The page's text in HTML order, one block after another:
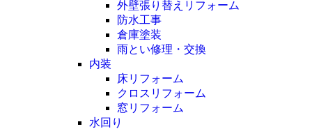
外壁張り替えリフォーム
防水工事
倉庫塗装
雨とい修理・交換
内装
床リフォーム
クロスリフォーム
窓リフォーム
水回り